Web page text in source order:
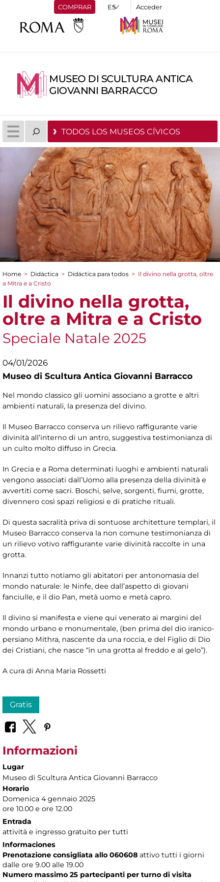
COMPRAR Acceder
MUSEO DI SCULTURA ANTICA
GIOVANNI BARRACCO
TODOS LOS MUSEOS CÍVICOS
You are here
Home > Didáctica > Didáctica para todos > Il divino nella grotta, oltre
a Mitra e a Cristo
Il divino nella grotta,
oltre a Mitra e a Cristo
Speciale Natale 2025
04/01/2026
Museo di Scultura Antica Giovanni Barracco
Nel mondo classico gli uomini associano a grotte e altri
ambienti naturali, la presenza del divino.
Il Museo Barracco conserva un rilievo raffigurante varie
divinità all’interno di un antro, suggestiva testimonianza di
un culto molto diffuso in Grecia.
In Grecia e a Roma determinati luoghi e ambienti naturali
vengono associati dall’Uomo alla presenza della divinità e
avvertiti come sacri. Boschi, selve, sorgenti, fiumi, grotte,
divennero così spazi religiosi e di pratiche rituali.
Di questa sacralità priva di sontuose architetture templari, il
Museo Barracco conserva la non comune testimonianza di
un rilievo votivo raffigurante varie divinità raccolte in una
grotta.
Innanzi tutto notiamo gli abitatori per antonomasia del
mondo naturale: le Ninfe, dee dall’aspetto di giovani
fanciulle, e il dio Pan, metà uomo e metà capro.
Il divino si manifesta e viene qui venerato ai margini del
mondo urbano e monumentale, (ben prima del dio iranico-
persiano Mithra, nascente da una roccia, e del Figlio di Dio
dei Cristiani, che nasce “in una grotta al freddo e al gelo”).
A cura di Anna Maria Rossetti
Gratis
Informazioni
Lugar
Museo di Scultura Antica Giovanni Barracco
Horario
Domenica 4 gennaio 2025
ore 10.00 e ore 12.00
Entrada
attività e ingresso gratuito per tutti
Informaciones
Prenotazione consigliata allo 060608 attivo tutti i giorni
dalle ore 9.00 alle 19.00
Numero massimo 25 partecipanti per turno di visita